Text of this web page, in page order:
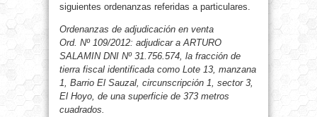
siguientes ordenanzas referidas a particulares.
Ordenanzas de adjudicación en venta
Ord. Nº 109/2012: adjudicar a ARTURO
SALAMIN DNI Nº 31.756.574, la fracción de
tierra fiscal identificada como Lote 13, manzana
1, Barrio El Sauzal, circunscripción 1, sector 3,
El Hoyo, de una superficie de 373 metros
cuadrados.